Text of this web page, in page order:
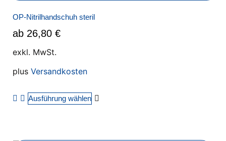
OP-Nitrilhandschuh steril
ab 26,80 €
exkl. MwSt.
plus Versandkosten
Ausführung wählen